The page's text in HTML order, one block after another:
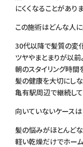
にくくなることがありま
この施術はどんな人
30代以降で髪質の変
ツヤやまとまりが以前
朝のスタイリング時間
髪の健康を大切にし
亀有駅周辺で継続し
向いていないケースは
髪の悩みがほとんど
軽い乾燥だけでホー